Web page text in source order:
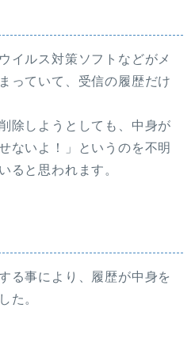
イルス対策ソフトなどがメ
っていて、受信の履歴だけ
除しようとしても、中身が
ないよ！」というのを不明
ると思われます。
る事により、履歴が中身を
た。